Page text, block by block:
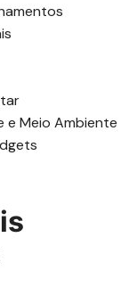
e Meio Ambiente